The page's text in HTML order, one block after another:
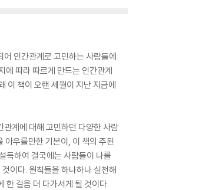
어 인간관계로 고민하는 사람들에
에 따라 따르게 만드는 인간관계
이 책이 오랜 세월이 지난 지금에
계에 대해 고민하던 다양한 사람
아우를만한 기본이, 이 책의 주된
득하여 결국에는 사람들이 나를
이다. 원칙들을 하나하나 실천해
한 걸음 더 다가서게 될 것이다.